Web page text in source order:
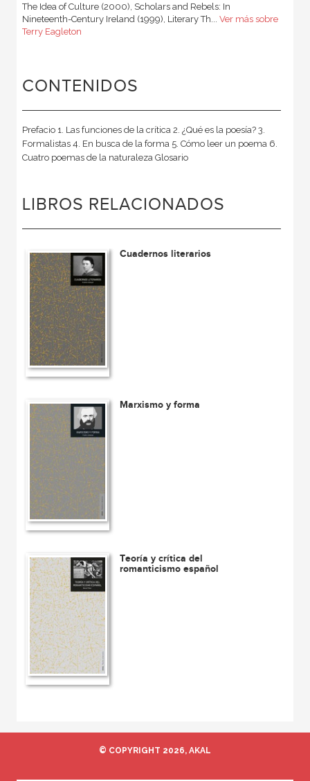
The Idea of Culture (2000), Scholars and Rebels: In
Nineteenth-Century Ireland (1999), Literary Th... Ver más sobre
Terry Eagleton
CONTENIDOS
Prefacio 1. Las funciones de la crítica 2. ¿Qué es la poesía? 3.
Formalistas 4. En busca de la forma 5. Cómo leer un poema 6.
Cuatro poemas de la naturaleza Glosario
LIBROS RELACIONADOS
Cuadernos literarios
Marxismo y forma
Teoría y crítica del
romanticismo español
© COPYRIGHT 2026, AKAL